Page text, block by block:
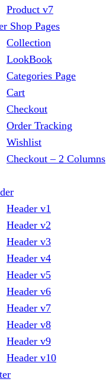
Product v7
Shop Pages
Collection
LookBook
Categories Page
Cart
Checkout
Order Tracking
Wishlist
Checkout – 2 Columns
Header v1
Header v2
Header v3
Header v4
Header v5
Header v6
Header v7
Header v8
Header v9
Header v10